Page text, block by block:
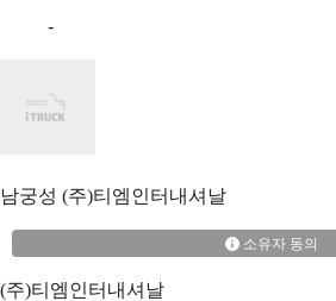
-
남궁성 (주)티엠인터내셔날
소유자 동의
(주)티엠인터내셔날